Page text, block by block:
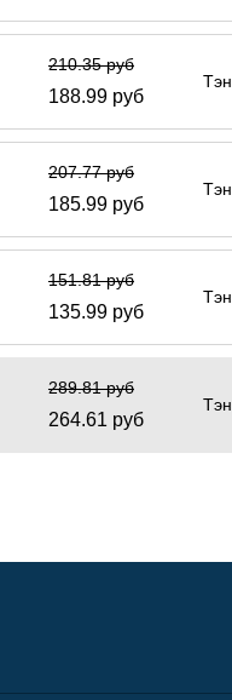
210.35 руб
188.99 руб
Тэн
207.77 руб
185.99 руб
Тэн
151.81 руб
135.99 руб
Тэн
289.81 руб
264.61 руб
Тэн